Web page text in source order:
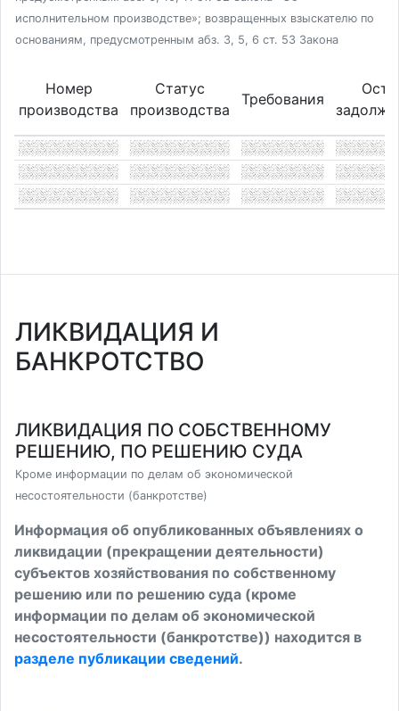
исполнительном производстве»; возвращенных взыскателю по
основаниям, предусмотренным абз. 3, 5, 6 ст. 53 Закона
Номер
производства
Статус
производства
Требования
ЛИКВИДАЦИЯ И
БАНКРОТСТВО
ЛИКВИДАЦИЯ ПО СОБСТВЕННОМУ
РЕШЕНИЮ, ПО РЕШЕНИЮ СУДА
Кроме информации по делам об экономической
несостоятельности (банкротстве)
Информация об опубликованных объявлениях о
ликвидации (прекращении деятельности)
субъектов хозяйствования по собственному
решению или по решению суда (кроме
информации по делам об экономической
несостоятельности (банкротстве)) находится в
разделе публикации сведений.